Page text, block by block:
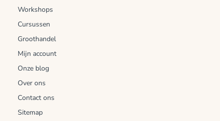
Workshops
Cursussen
Groothandel
Mijn account
Onze blog
Over ons
Contact ons
Sitemap